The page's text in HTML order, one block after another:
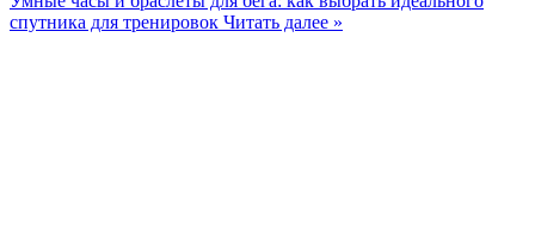
спутника для тренировок Читать далее »